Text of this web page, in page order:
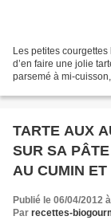
Les petites
d’en faire une jolie
parsemé à mi-
TARTE AUX
SUR SA
AU CUMIN ET
Publié le 06/04/2012
Par recettes-